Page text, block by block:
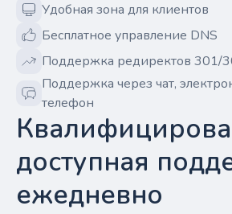
Удобная зона для клиентов
Бесплатное управление DNS
Поддержка редиректов 301/
Поддержка через чат,
телефон
доступная
ежедневно